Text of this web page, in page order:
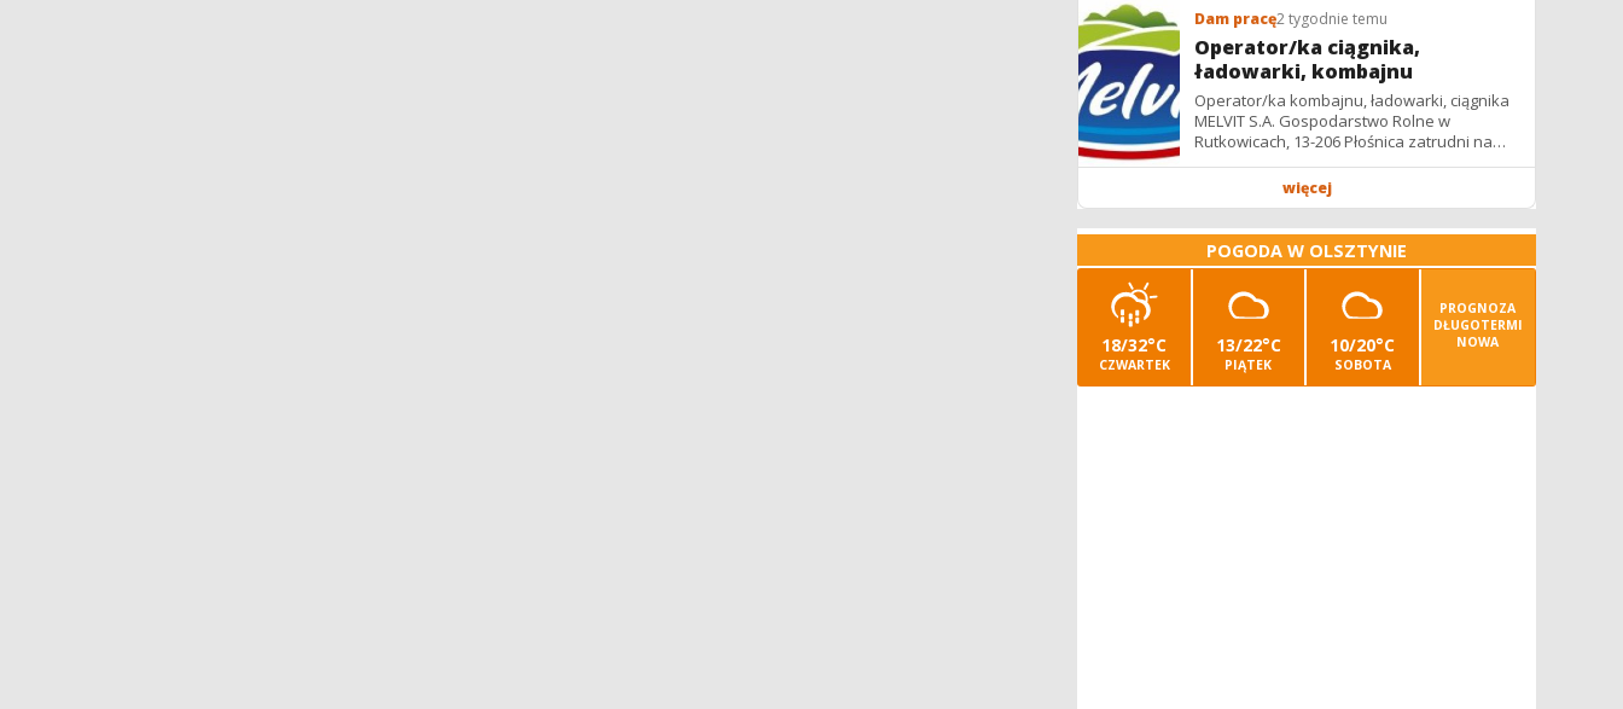
Dam pracę2 tygodnie temu
Operator/ka ciągnika,
ładowarki, kombajnu
Operator/ka kombajnu, ładowarki, ciągnika
MELVIT S.A. Gospodarstwo Rolne w
Rutkowicach, 13-206 Płośnica zatrudni na
umowę zlecenie na okres żniw: -
operatora/kę kombajnu z uprawnieniami -...
więcej
POGODA W OLSZTYNIE
18/32°C
CZWARTEK
13/22°C
PIĄTEK
10/20°C
SOBOTA
PROGNOZA
DŁUGOTERMI
NOWA